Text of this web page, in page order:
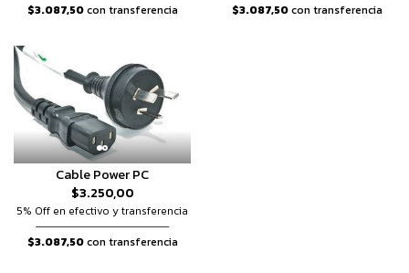
$3.087,50con transferencia
$3.087,50con transferencia
Cable Power PC
$3.250,00
5% Off en efectivo y transferencia
$3.087,50con transferencia